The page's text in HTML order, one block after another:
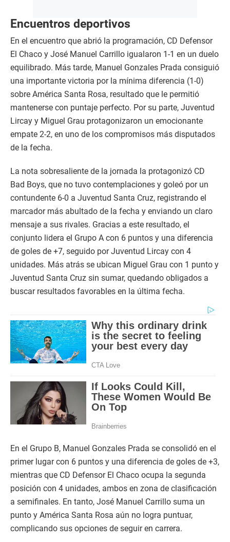
Encuentros deportivos
En el encuentro que abrió la programación, CD Defensor
El Chaco y José Manuel Carrillo igualaron 1-1 en un duelo
equilibrado. Más tarde, Manuel Gonzales Prada consiguió
una importante victoria por la mínima diferencia (1-0)
sobre América Santa Rosa, resultado que le permitió
mantenerse con puntaje perfecto. Por su parte, Juventud
Lircay y Miguel Grau protagonizaron un emocionante
empate 2-2, en uno de los compromisos más disputados
de la fecha.
La nota sobresaliente de la jornada la protagonizó CD
Bad Boys, que no tuvo contemplaciones y goleó por un
contundente 6-0 a Juventud Santa Cruz, registrando el
marcador más abultado de la fecha y enviando un claro
mensaje a sus rivales. Gracias a este resultado, el
conjunto lidera el Grupo A con 6 puntos y una diferencia
de goles de +7, seguido por Juventud Lircay con 4
unidades. Más atrás se ubican Miguel Grau con 1 punto y
Juventud Santa Cruz sin sumar, quedando obligados a
buscar resultados favorables en la última fecha.
En el Grupo B, Manuel Gonzales Prada se consolidó en el
primer lugar con 6 puntos y una diferencia de goles de +3,
mientras que CD Defensor El Chaco ocupa la segunda
posición con 4 unidades, ambos en zona de clasificación
a semifinales. En tanto, José Manuel Carrillo suma un
punto y América Santa Rosa aún no logra puntuar,
complicando sus opciones de seguir en carrera.